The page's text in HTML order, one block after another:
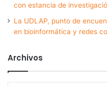
con estancia de
La UDLAP, punto de
en bioinformática y redes
Archivos